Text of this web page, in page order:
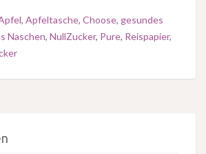
, Apfeltasche, Choose, gesundes
Naschen, NullZucker, Pure, Reispapier,